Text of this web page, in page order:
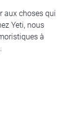
aux choses qui
Yeti, nous
à